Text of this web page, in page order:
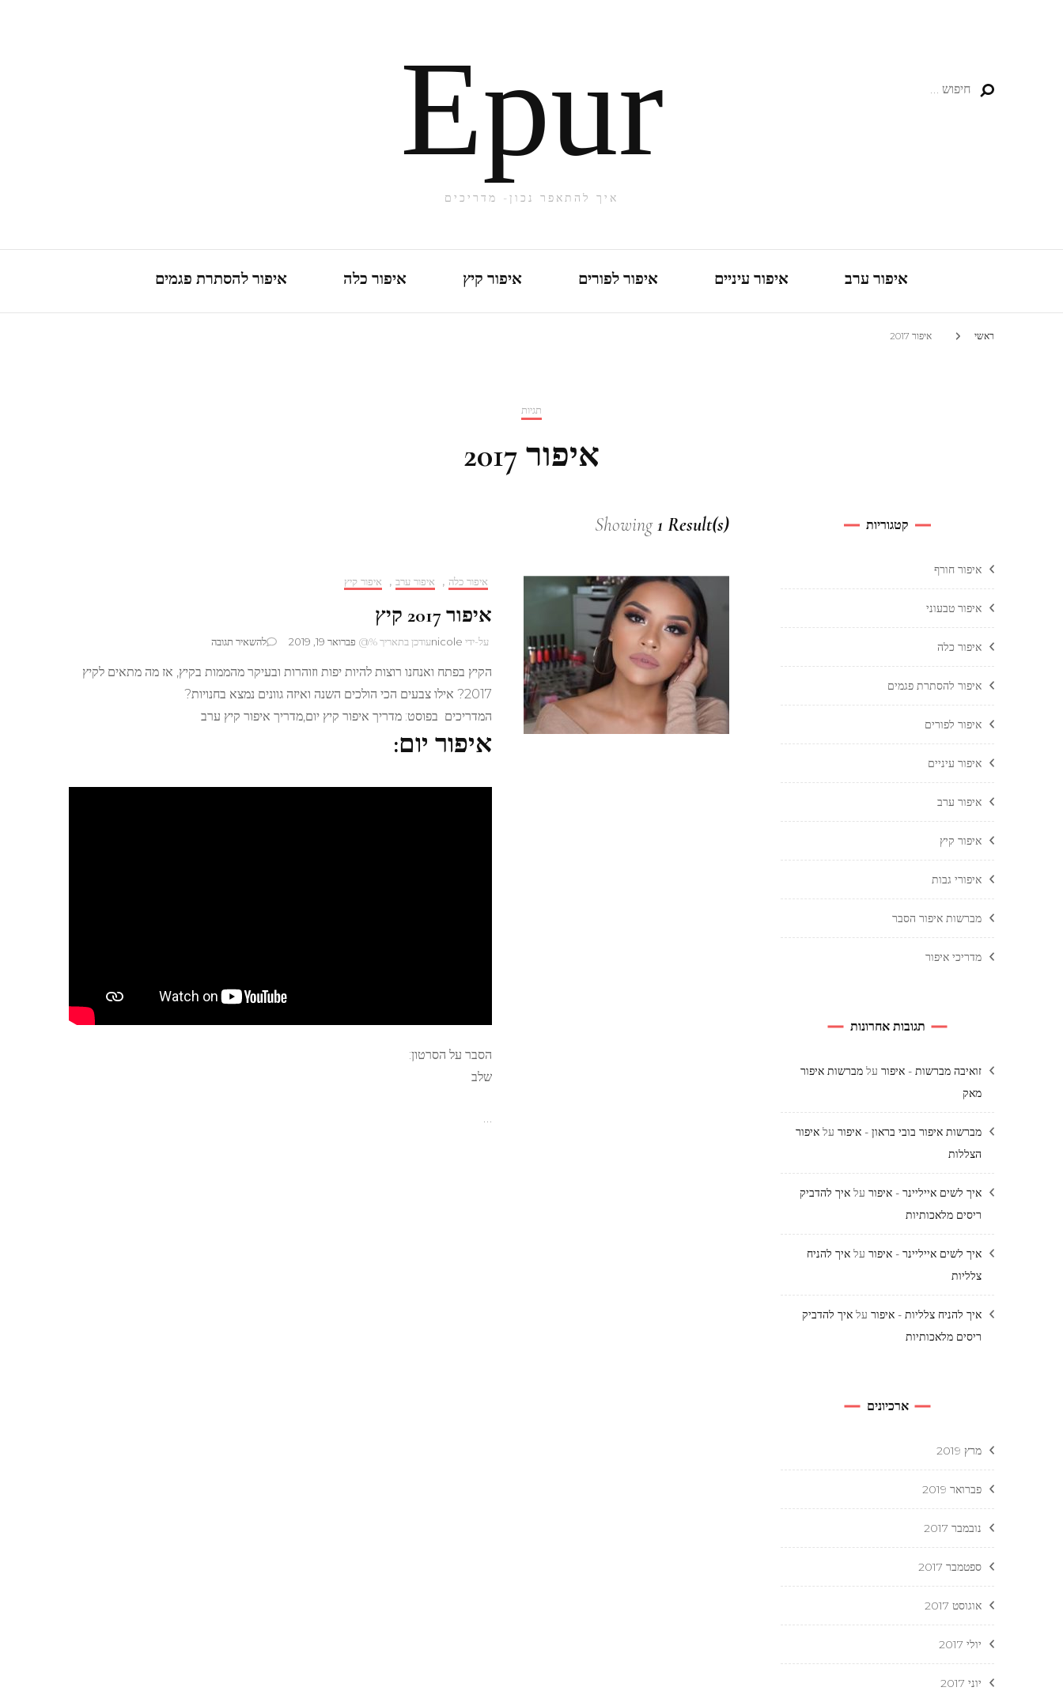
חיפוש: Epur
איך להתאפר נכון- מדריכים
איפור ערב איפור עיניים איפור לפורים איפור קיץ איפור כלה איפור להסתרת פגמים
ראשי איפור 2017
תגיות
איפור 2017
Showing1 Result(s)
איפור כלה , איפור ערב , איפור קיץ
איפור 2017 קיץ
על-ידי nicoleעודכן בתאריך %@ פברואר 19, 2019 להשאיר תגובהבנושא
2017
קיץ
הקיץ בפתח ואנחנו רוצות להיות יפות וזוהרות ובעיקר מהממות בקיץ, אז מה מתאים לקיץ
2017? אילו צבעים הכי הולכים השנה ואיזה גוונים נמצא בחנויות?
המדריכים בפוסט: מדריך איפור קיץ יום,מדריך איפור קיץ ערב
איפור יום:
הסבר על הסרטון:
שלב
קטגוריות
איפור חורף
איפור טבעוני
איפור כלה
איפור להסתרת פגמים
איפור לפורים
איפור עיניים
איפור ערב
איפור קיץ
איפורי גבות
מברשות איפור הסבר
מדריכי איפור
תגובות אחרונות
זואיבה מברשות - איפור על מברשות איפור
מאק
מברשות איפור בובי בראון - איפור על איפור
הצללות
איך לשים אייליינר - איפור על איך להדביק
ריסים מלאכותיות
איך לשים אייליינר - איפור על איך להניח
צלליות
איך להניח צלליות - איפור על איך להדביק
ריסים מלאכותיות
ארכיונים
מרץ 2019
פברואר 2019
נובמבר 2017
ספטמבר 2017
אוגוסט 2017
יולי 2017
יוני 2017